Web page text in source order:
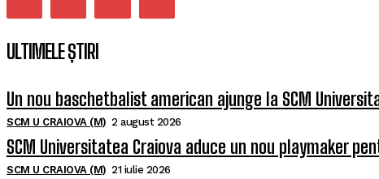
ULTIMELE ȘTIRI
Un nou baschetbalist american ajunge la SCM
SCM U CRAIOVA (M) 2 august 2026
SCM Universitatea Craiova aduce un nou playmaker
SCM U CRAIOVA (M) 21 iulie 2026